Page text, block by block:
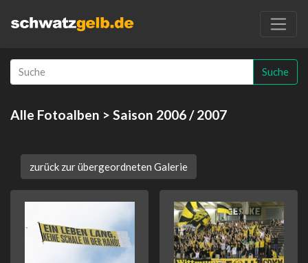
Suche
Alle Fotoalben > Saison 2006 / 2007
zurück zur übergeordneten Galerie